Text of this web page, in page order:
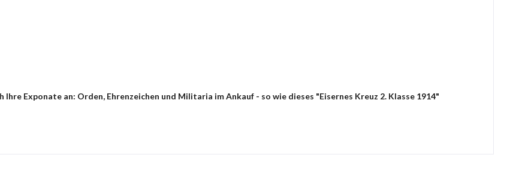
Exponate an: Orden, Ehrenzeichen und Militaria im Ankauf - so wie dieses "Eisernes Kreuz 2. Klasse 1914"